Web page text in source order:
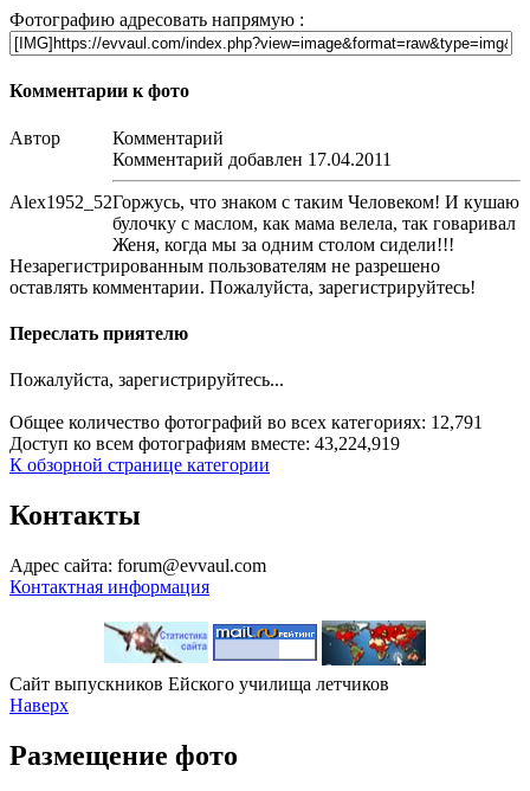
Фотографию адресовать напрямую :
Комментарии к фото
Автор Комментарий
Alex1952_52
Комментарий добавлен 17.04.2011
Горжусь, что знаком с таким Человеком! И кушаю
булочку с маслом, как мама велела, так говаривал
Женя, когда мы за одним столом сидели!!!
Незарегистрированным пользователям не разрешено
оставлять комментарии. Пожалуйста, зарегистрируйтесь!
Переслать приятелю
Пожалуйста, зарегистрируйтесь...
Общее количество фотографий во всех категориях: 12,791
Доступ ко всем фотографиям вместе: 43,224,919
К обзорной странице категории
Контакты
Адрес сайта: forum@evvaul.com
Контактная информация
Сайт выпускников Ейского училища летчиков
Наверх
Размещение фото